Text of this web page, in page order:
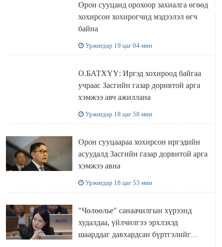
Орон сууцанд орохоор захиалга өгөөд
хохирсон хохирогчид мэдээлэл өгч
байна
Уржигдар 19 цаг 04 мин
О.БАТХҮҮ: Иргэд хохироод байгаа
учраас Засгийн газар доривтой арга
хэмжээ авч ажиллана
Уржигдар 18 цаг 58 мин
Орон сууцаараа хохирсон иргэдийн
асуудалд Засгийн газар дорвитой арга
хэмжээ авна
Уржигдар 18 цаг 53 мин
"Чөлөөлье" санаачилгын хүрээнд
худалдаа, үйлчилгээ эрхлэхэд
шаарддаг давхардсан бүртгэлийг